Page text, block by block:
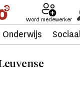
Word medewerker
Onderwijs